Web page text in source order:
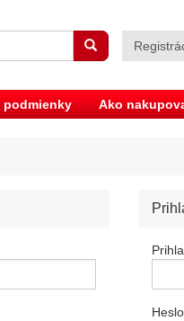
podmienky Ako
Heslo